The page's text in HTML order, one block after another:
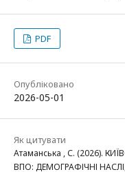
PDF
Опубліковано
2026-05-01
Як цитувати
Атаманська , С. (2026).
ВПО: ДЕМОГРАФІЧНІ